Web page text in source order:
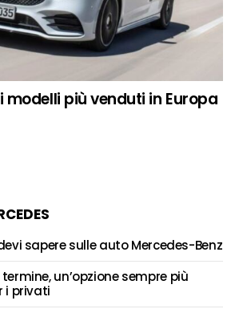
modelli più venduti in Europa
sapere sulle auto Mercedes-Benz
un’opzione sempre più
i privati